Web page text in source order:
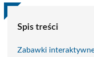
Spis treści
Zabawki